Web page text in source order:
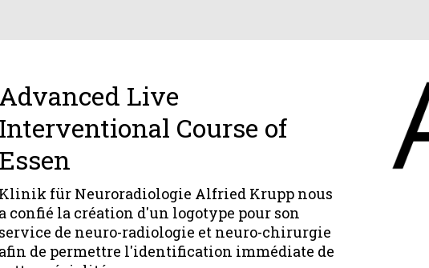
Advanced Live
Interventional Course of
Essen
Klinik für Neuroradiologie Alfried Krupp nous
a confié la création d'un logotype pour son
service de neuro-radiologie et neuro-chirurgie
afin de permettre l'identification immédiate de